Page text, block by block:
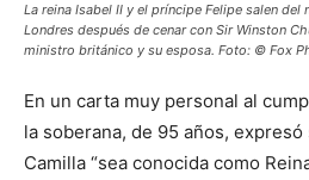
La reina Isabel II y el príncipe Felipe salen del
Londres después de cenar con Sir Winston
ministro británico y su esposa. Foto: © Fox
En un carta muy personal al
la soberana, de 95 años,
Camilla “sea conocida como